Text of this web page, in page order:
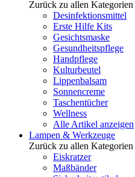
Zurück zu allen Kategorien
Desinfektionsmittel
Erste Hilfe Kits
Gesichtsmaske
Gesundheitspflege
Handpflege
Kulturbeutel
Lippenbalsam
Sonnencreme
Taschentücher
Wellness
Alle Artikel anzeigen
Lampen & Werkzeuge
Zurück zu allen Kategorien
Eiskratzer
Maßbänder